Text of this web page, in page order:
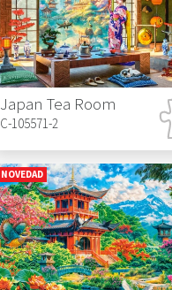
Japan Tea Room
C-105571-2
NOVEDAD